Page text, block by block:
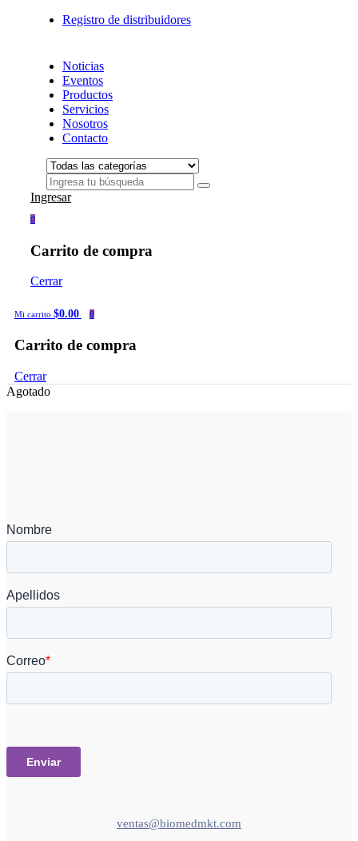
Registro de distribuidores
Noticias
Eventos
Productos
Servicios
Nosotros
Contacto
Ingresar
0
Carrito de compra
Cerrar
Mi carrito $0.00 0
Carrito de compra
Cerrar
Agotado
ventas@biomedmkt.com